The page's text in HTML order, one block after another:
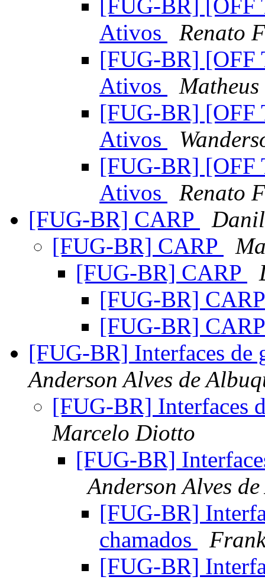
[FUG-BR] [OFF
Ativos
Renato
[FUG-BR] [OFF
Ativos
Matheus
[FUG-BR] [OFF
Ativos
[FUG-BR] [OFF
Ativos
Renato
[FUG-BR] CARP
[FUG-BR] CARP
[FUG-BR] CARP
[FUG-BR]
[FUG-BR]
[FUG-BR] Interfaces de
Anderson Alves de
[FUG-BR] Interfaces
Marcelo Diotto
[FUG-BR]
Anderson Alves
[FUG-BR]
chamados
[FUG-BR]